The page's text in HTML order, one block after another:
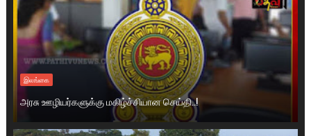
இலங்கை
அரசு ஊழியர்களுக்கு மகிழ்ச்சியான செய்தி..!